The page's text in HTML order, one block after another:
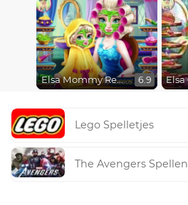
Elsa Mommy Real Makeover 6.9
Lego Spelletjes
The Avengers Spellen